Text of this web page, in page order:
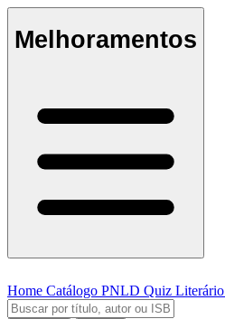
Melhoramentos
Home Catálogo PNLD Quiz Literário